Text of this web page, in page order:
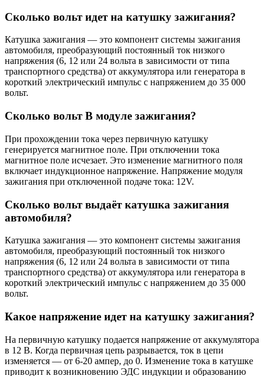
Сколько вольт идет на катушку зажигания?
Катушка зажигания — это компонент системы зажигания
автомобиля, преобразующий постоянный ток низкого
напряжения (6, 12 или 24 вольта в зависимости от типа
транспортного средства) от аккумулятора или генератора в
короткий электрический импульс с напряжением до 35 000
вольт.
Сколько вольт В модуле зажигания?
При прохождении тока через первичную катушку
генерируется магнитное поле. При отключении тока
магнитное поле исчезает. Это изменение магнитного поля
включает индукционное напряжение. Напряжение модуля
зажигания при отключенной подаче тока: 12V.
Сколько вольт выдаёт катушка зажигания
автомобиля?
Катушка зажигания — это компонент системы зажигания
автомобиля, преобразующий постоянный ток низкого
напряжения (6, 12 или 24 вольта в зависимости от типа
транспортного средства) от аккумулятора или генератора в
короткий электрический импульс с напряжением до 35 000
вольт.
Какое напряжение идет на катушку зажигания?
На первичную катушку подается напряжение от аккумулятора
в 12 В. Когда первичная цепь разрывается, ток в цепи
изменяется — от 6-20 ампер, до 0. Изменение тока в катушке
приводит к возникновению ЭДС индукции и образованию